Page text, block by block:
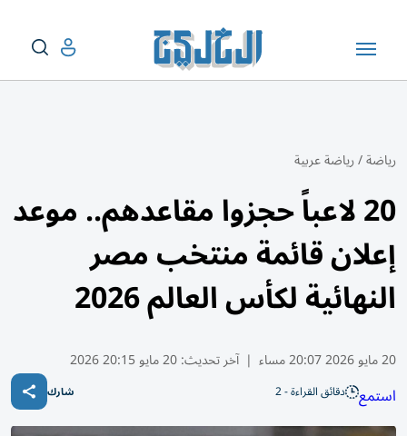
رياضة/رياضة عربية
20 لاعباً حجزوا مقاعدهم.. موعد
إعلان قائمة منتخب مصر
النهائية لكأس العالم 2026
20 مايو 2026 20:07 مساء | آخر تحديث:20 مايو 20:15 2026
استمع دقائق القراءة - 2 شارك